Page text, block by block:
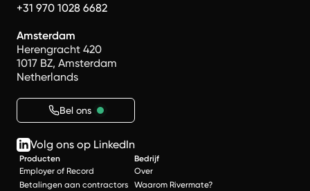
+31 970 1028 6682
Amsterdam
Herengracht 420
1017 BZ, Amsterdam
Netherlands
Bel ons
Volg ons op LinkedIn
Producten
Employer of Record
Betalingen aan contractors
Bedrijf
Over
Waarom Rivermate?